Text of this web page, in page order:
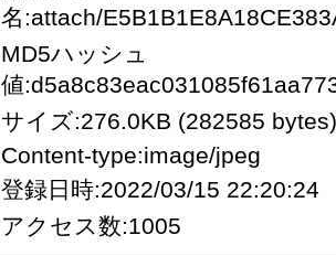
名:attach/
MD5ハッシュ
値
サイズ:276.0KB (282585 bytes)
Content-type:image/jpeg
登録日時:2022/03/15 22:20:24
アクセス数:1005